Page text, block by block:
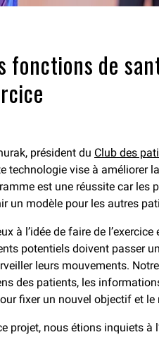
de
président du Club des
technologie vise à
est une réussite car les
modèle pour les autres
à l’idée de faire de
potentiels doivent passer
leurs mouvements.
des patients, les
fixer un nouvel objectif et
projet, nous étions inquiets